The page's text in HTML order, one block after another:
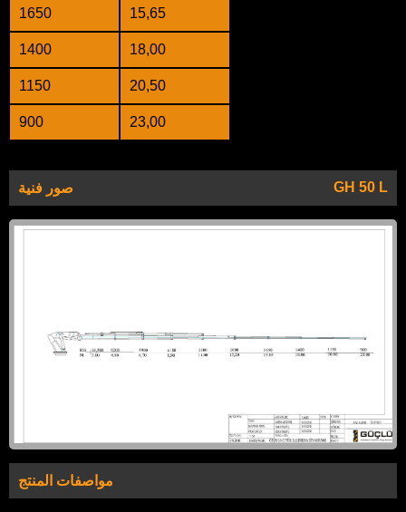
1650 15,65
1400 18,00
1150 20,50
900 23,00
صور فنية GH 50 L
مواصفات المنتج